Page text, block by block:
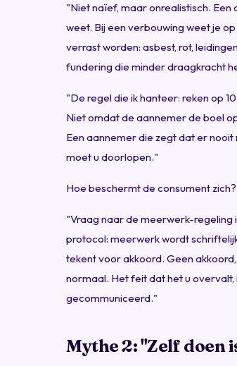
"Niet naïef, maar onrealistisch.
weet. Bij een verbouwing weet je
verrast worden: asbest, rot,
fundering die minder draagkracht
"De regel die ik hanteer: reken op
Niet omdat de aannemer de boel
Een aannemer die zegt dat er
moet u doorlopen."
Hoe beschermt de consument zich?
"Vraag naar de meerwerk-regeling
protocol: meerwerk wordt
tekent voor akkoord. Geen
normaal. Het feit dat het u
gecommuniceerd."
Mythe 2: "Zelf doen